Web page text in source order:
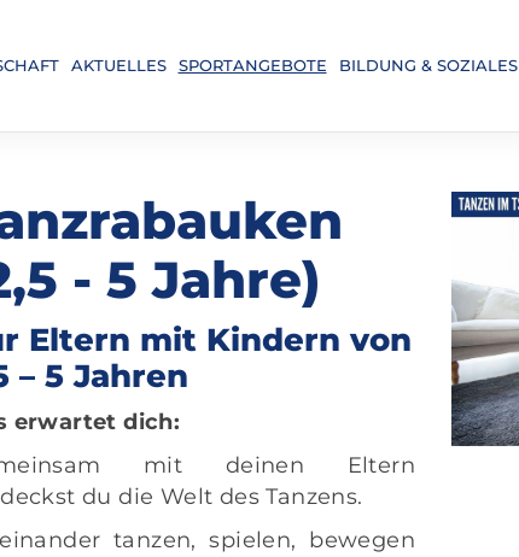
AKTUELLES SPORTANGEBOTE BILDUNG & SOZIALES
- 5 Jahre)
Eltern mit Kindern von
– 5 Jahren
erwartet dich:
mit deinen Eltern
du die Welt des Tanzens.
tanzen, spielen, bewegen